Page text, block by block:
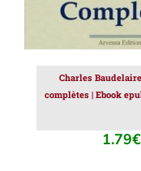
Charles
complètes | Ebook
1.79€